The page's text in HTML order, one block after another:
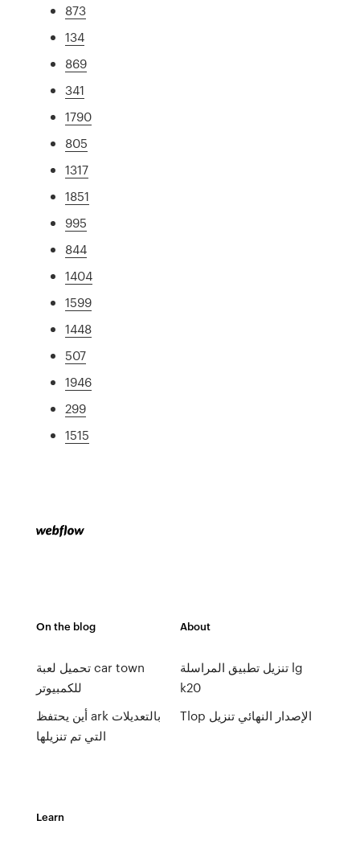
873
134
869
341
1790
805
1317
1851
995
844
1404
1599
1448
507
1946
299
1515
On the blog
تحميل لعبة car town
للكمبيوتر
أين يحتفظ ark بالتعديلات
التي تم تنزيلها
About
تنزيل تطبيق المراسلة lg
k20
Tlop الإصدار النهائي تنزيل
Learn